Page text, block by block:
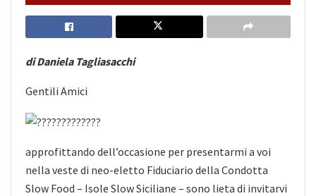
di Daniela Tagliasacchi
Gentili Amici
approfittando dell’occasione per presentarmi a voi
nella veste di neo-eletto Fiduciario della Condotta
Slow Food – Isole Slow Siciliane – sono lieta di invitarvi